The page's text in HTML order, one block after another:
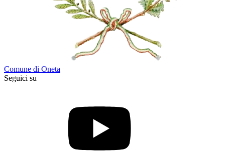
Comune di Oneta
Seguici su